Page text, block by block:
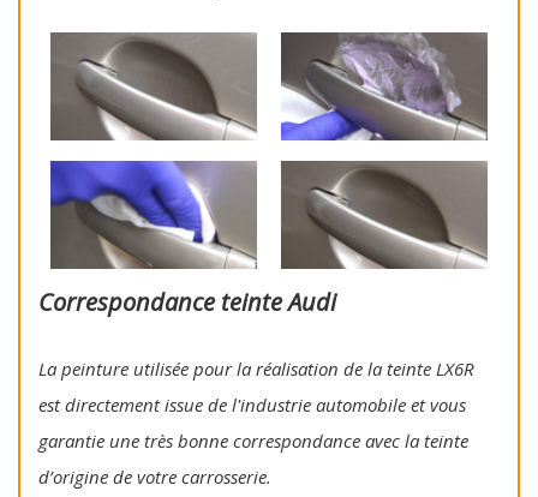
Correspondance teinte Audi
La peinture utilisée pour la réalisation de la teinte LX6R
est directement issue de l'industrie automobile et vous
garantie une très bonne correspondance avec la teinte
d’origine de votre carrosserie.